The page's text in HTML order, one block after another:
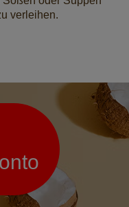
verleihen.